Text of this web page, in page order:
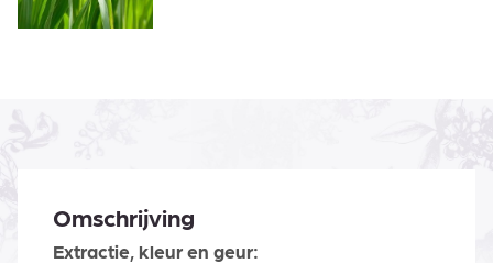
Omschrijving
Extractie, kleur en geur: